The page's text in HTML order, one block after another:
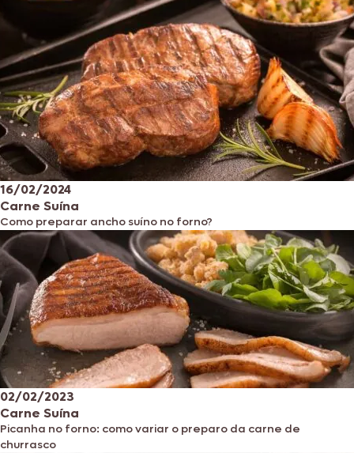
16/02/2024
Carne Suína
Como preparar ancho suíno no forno?
02/02/2023
Carne Suína
Picanha no forno: como variar o preparo da carne de
churrasco